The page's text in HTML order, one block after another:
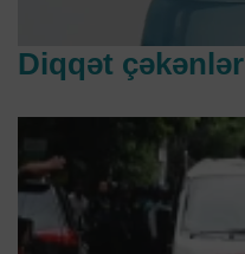
Diqqət çəkənlər